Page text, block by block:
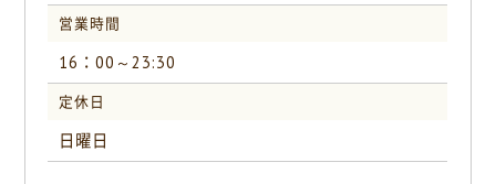
営業時間
16：00～23:30
定休日
日曜日